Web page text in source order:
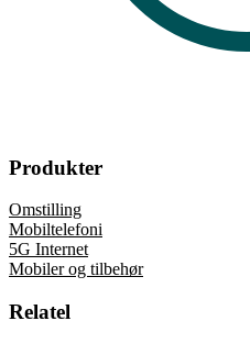
Produkter
Omstilling
Mobiltelefoni
5G Internet
Mobiler og tilbehør
Relatel